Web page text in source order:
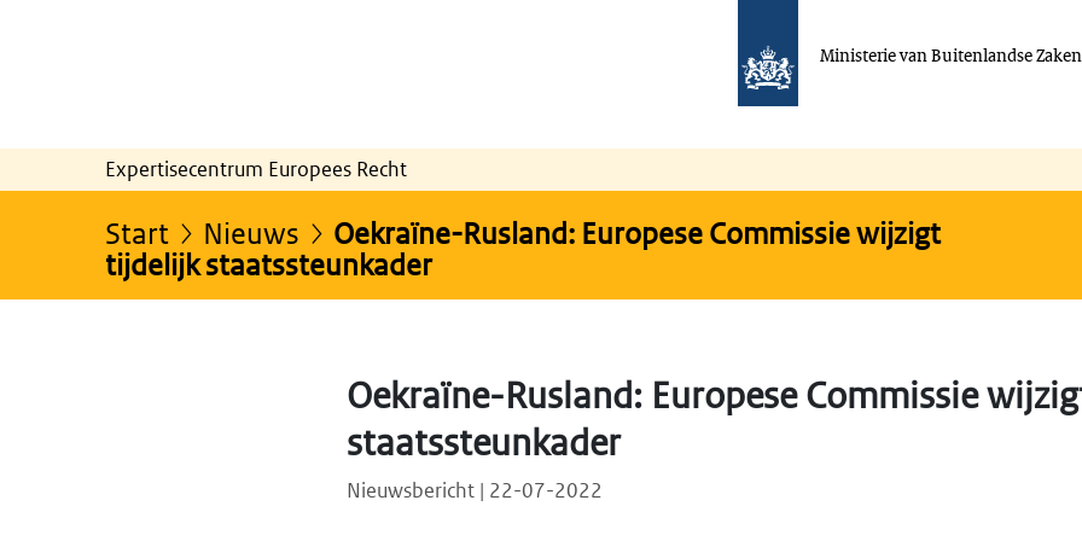
Ministerie van Buitenlandse Zaken
Expertisecentrum Europees Recht
Start Nieuws
Oekraïne-Rusland: Europese Commissie wijzigt
tijdelijk staatssteunkader
Oekraïne-Rusland: Europese Commissie
staatssteunkader
Nieuwsbericht | 22-07-2022